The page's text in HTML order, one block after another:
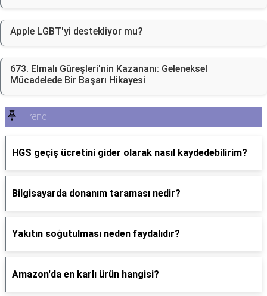
Apple LGBT'yi destekliyor mu?
673. Elmalı Güreşleri'nin Kazananı: Geleneksel
Mücadelede Bir Başarı Hikayesi
Trend
HGS geçiş ücretini gider olarak nasıl kaydedebilirim?
Bilgisayarda donanım taraması nedir?
Yakıtın soğutulması neden faydalıdır?
Amazon'da en karlı ürün hangisi?